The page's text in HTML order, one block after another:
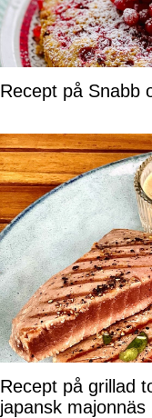
Recept på Snabb
Recept på grillad
japansk majonnäs